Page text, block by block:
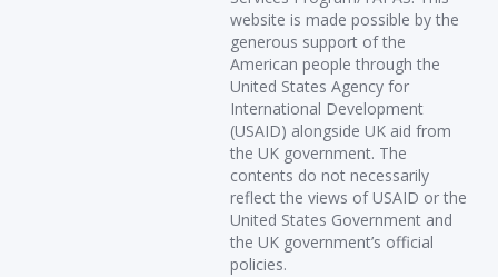
website is made possible by the
generous support of the
American people through the
United States Agency for
International Development
(USAID) alongside UK aid from
the UK government. The
contents do not necessarily
reflect the views of USAID or the
United States Government and
the UK government’s official
policies.